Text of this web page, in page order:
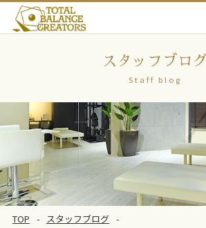
スタッフブログ
Staff blog
TOP
スタッフブログ